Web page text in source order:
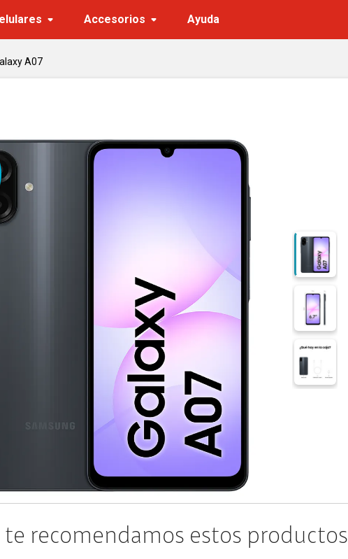
Accesorios Ayuda
A07
te recomendamos estos productos
y versiones